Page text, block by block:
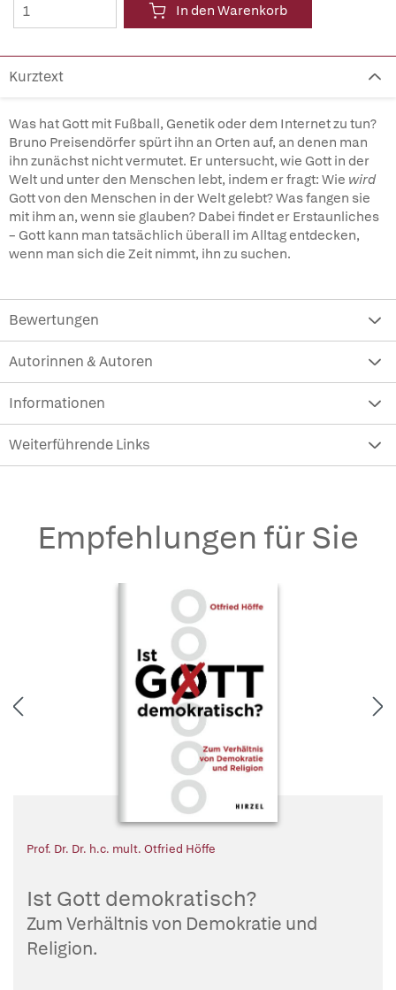
In den Warenkorb
Kurztext
Was hat Gott mit Fußball, Genetik oder dem Internet zu tun?
Bruno Preisendörfer spürt ihn an Orten auf, an denen man
ihn zunächst nicht vermutet. Er untersucht, wie Gott in der
Welt und unter den Menschen lebt, indem er fragt: Wie wird
Gott von den Menschen in der Welt gelebt? Was fangen sie
mit ihm an, wenn sie glauben? Dabei findet er Erstaunliches
– Gott kann man tatsächlich überall im Alltag entdecken,
wenn man sich die Zeit nimmt, ihn zu suchen.
Bewertungen
Autorinnen & Autoren
Informationen
Weiterführende Links
Empfehlungen für Sie
Prof. Dr. Dr. h.c. mult. Otfried Höffe
Ist Gott demokratisch?
Zum Verhältnis von Demokratie und
Religion.